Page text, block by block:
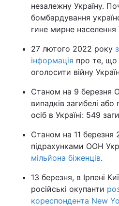
незалежну Україну.
бомбардування
гине мирне населення
27 лютого 2022 року
інформація про те, що
оголосити війну
Станом на 9 березня
випадків загибелі
осіб в Україні: 549
Станом на 11 березня
підрахунками ООН
мільйона біженців.
13 березня, в Ірпені
російські окупанти
кореспондента New